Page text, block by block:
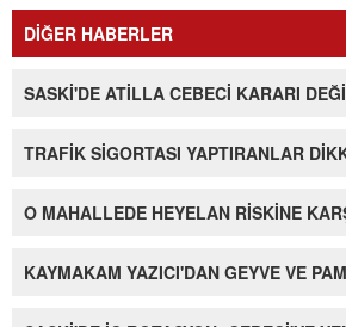
DİĞER HABERLER
SASKİ'DE ATİLLA CEBECİ KARARI
TRAFİK SİGORTASI YAPTIRANLAR
O MAHALLEDE HEYELAN RİSKİNE
KAYMAKAM YAZICI'DAN GEYVE VE